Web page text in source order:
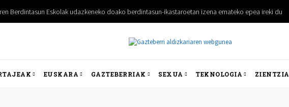
Berdintasun Eskolak udazkeneko doako berdintasun-ikastaroetan izena emateko epea ireki du
EUSKARA GAZTEBERRIAK SEXUA TEKNOLOGIA ZIENTZIA